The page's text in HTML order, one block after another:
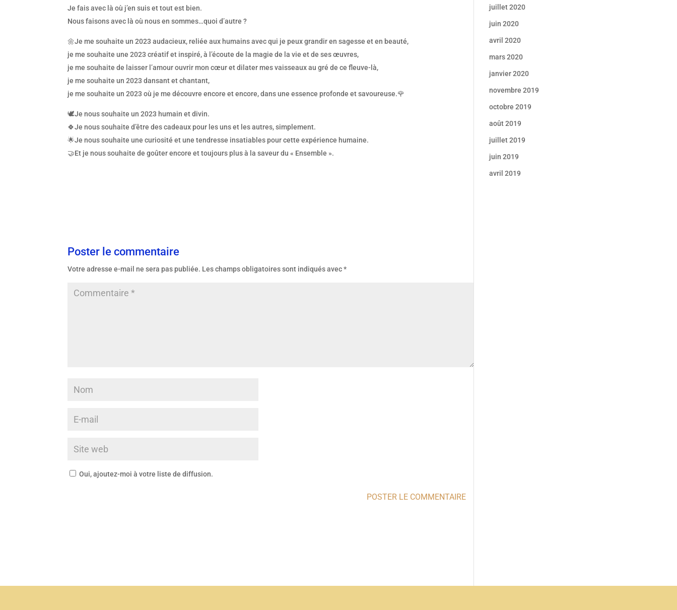
Je fais avec là où j’en suis et tout est bien.
Nous faisons avec là où nous en sommes…quoi d’autre ?
🌼Je me souhaite un 2023 audacieux, reliée aux humains avec qui je peux grandir en sagesse et en beauté,
je me souhaite une 2023 créatif et inspiré, à l’écoute de la magie de la vie et de ses œuvres,
je me souhaite de laisser l’amour ouvrir mon cœur et dilater mes vaisseaux au gré de ce fleuve-là,
je me souhaite un 2023 dansant et chantant,
je me souhaite un 2023 où je me découvre encore et encore, dans une essence profonde et savoureuse.🌹
🕊Je nous souhaite un 2023 humain et divin.
🍀Je nous souhaite d’être des cadeaux pour les uns et les autres, simplement.
🌟Je nous souhaite une curiosité et une tendresse insatiables pour cette expérience humaine.
🤝Et je nous souhaite de goûter encore et toujours plus à la saveur du « Ensemble ».
Poster le commentaire
Votre adresse e-mail ne sera pas publiée. Les champs obligatoires sont indiqués avec*
Oui, ajoutez-moi à votre liste de diffusion.
juillet 2020
juin 2020
avril 2020
mars 2020
janvier 2020
novembre 2019
octobre 2019
août 2019
juillet 2019
juin 2019
avril 2019